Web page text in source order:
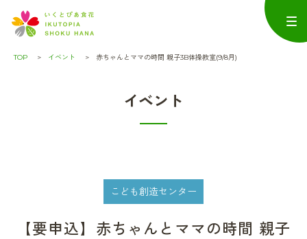
TOP イベント 赤ちゃんとママの時間 親子3B体操教室(9/8月)
イベント
こども創造センター
【要申込】赤ちゃんとママの時間 親子